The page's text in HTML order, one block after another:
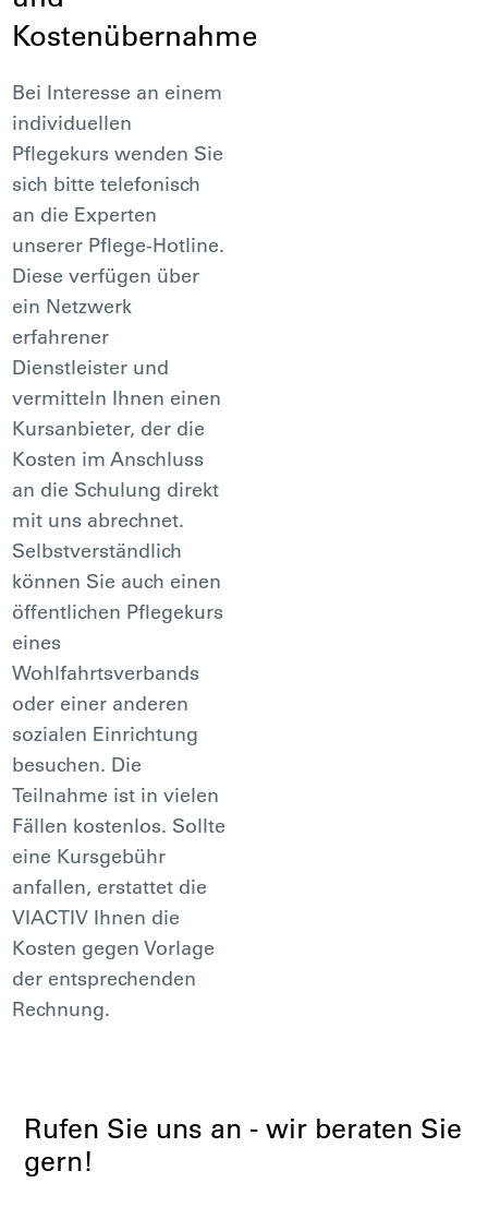
Kostenübernahme
Bei Interesse an einem
individuellen
Pflegekurs wenden Sie
sich bitte telefonisch
an die Experten
unserer Pflege-Hotline.
Diese verfügen über
ein Netzwerk
erfahrener
Dienstleister und
vermitteln Ihnen einen
Kursanbieter, der die
Kosten im Anschluss
an die Schulung direkt
mit uns abrechnet.
Selbstverständlich
können Sie auch einen
öffentlichen Pflegekurs
eines
Wohlfahrtsverbands
oder einer anderen
sozialen Einrichtung
besuchen. Die
Teilnahme ist in vielen
Fällen kostenlos. Sollte
eine Kursgebühr
anfallen, erstattet die
VIACTIV Ihnen die
Kosten gegen Vorlage
der entsprechenden
Rechnung.
Rufen Sie uns an - wir beraten Sie
gern!